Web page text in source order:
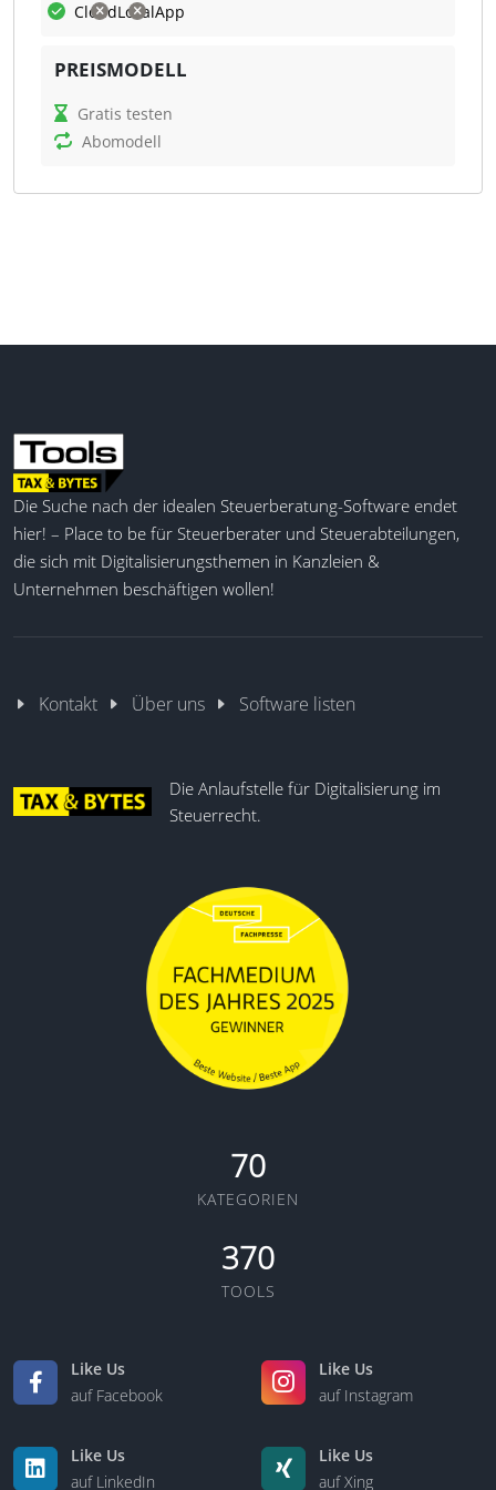
IFRS und anderen Rahmenwerken erstellt und
konsolidiert werden. Die Software bietet eine
Import großer Datenmengen und ermöglicht die
Alternative zu herkömmlichen
Automatisierte Konsolidierung
Indiv. Berichtsstrukturen
Mehrmandantenfähigkeit
Flexible Berichtsformate
Plan-Daten und Szenarien
Excel- und CSV-Import
Kennzahlen und Cash-Flow
Individuelle Dashboards
CloudLokalApp
PREISMODELL
Gratis testen
Abomodell
Die Suche nach der idealen Steuerberatung-Software endet
hier! – Place to be für Steuerberater und Steuerabteilungen,
die sich mit Digitalisierungsthemen in Kanzleien &
Unternehmen beschäftigen wollen!
Kontakt Über uns Software listen
Die Anlaufstelle für Digitalisierung im
Steuerrecht.
70
KATEGORIEN
370
TOOLS
Like Us
auf Facebook
Like Us
auf Instagram
Like Us
auf LinkedIn
Like Us
auf Xing